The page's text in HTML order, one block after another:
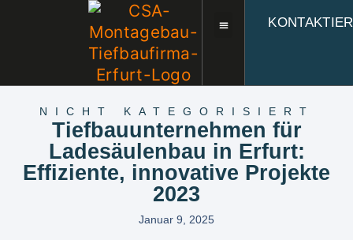
NICHT KATEGORISIERT
Tiefbauunternehmen für
Ladesäulenbau in Erfurt:
Effiziente, innovative Projekte
2023
Januar 9, 2025